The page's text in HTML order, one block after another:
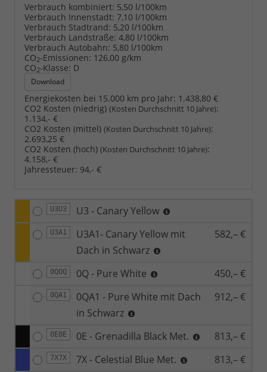
Verbrauch kombiniert: 5,50 l/100km
Verbrauch Innenstadt: 7,10 l/100km
Verbrauch Stadtrand: 5,20 l/100km
Verbrauch Landstraße: 4,80 l/100km
Verbrauch Autobahn: 5,80 l/100km
CO2-Emissionen: 126,00 g/km
CO2-Klasse: D
Download
Energiekosten bei 15.000 km pro Jahr: 1.438,80 €
CO2 Kosten (niedrig) (Kosten Durchschnitt 10 Jahre):
1.134,- €
CO2 Kosten (mittel) (Kosten Durchschnitt 10 Jahre):
2.693,25 €
CO2 Kosten (hoch) (Kosten Durchschnitt 10 Jahre):
4.158,- €
Jahressteuer: 94,- €
U3U3 U3 - Canary Yellow
U3A1
U3A1- Canary Yellow mit
Dach in Schwarz
582,– €
0QOQ 0Q - Pure White 450,– €
0QA1
0QA1 - Pure White mit Dach
in Schwarz
912,– €
0E0E 0E - Grenadilla Black Met. 813,– €
7X7X 7X - Celestial Blue Met. 813,– €